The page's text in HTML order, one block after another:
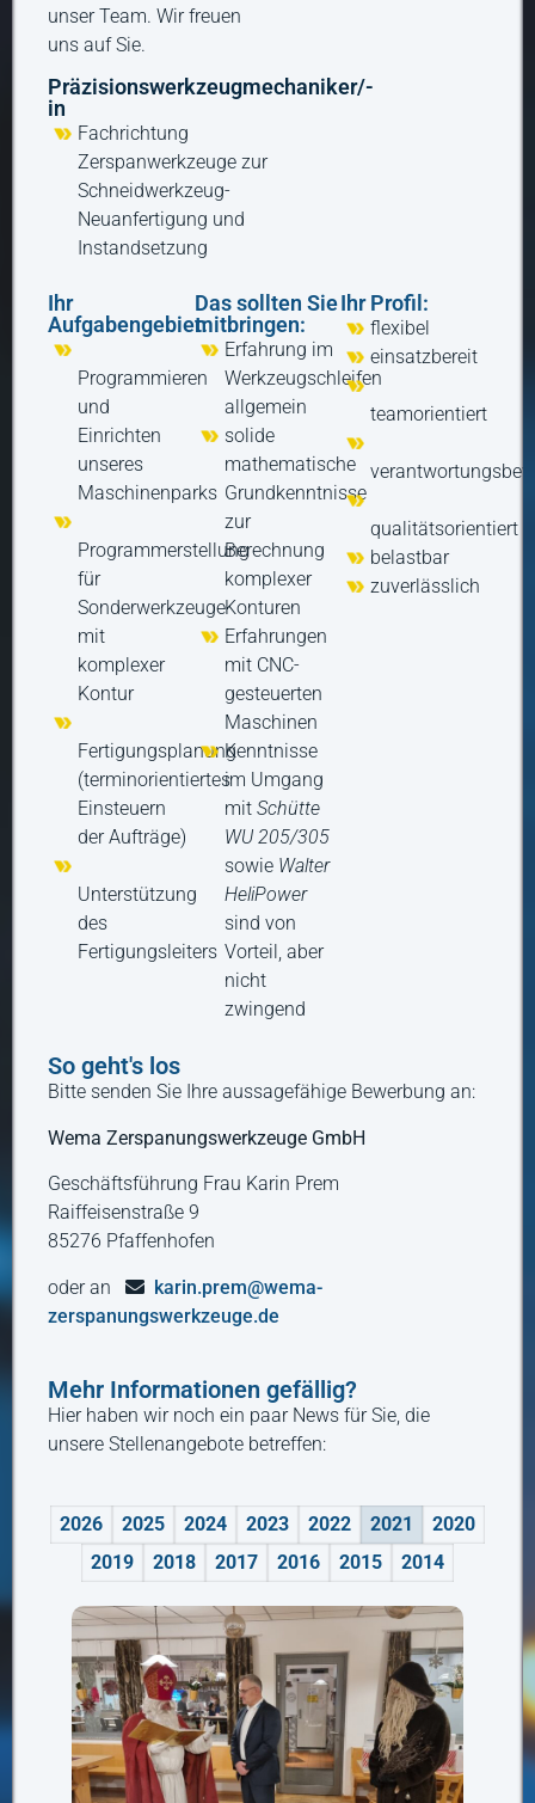
unser Team. Wir freuen
uns auf Sie.
Präzisionswerkzeugmechaniker/-
in
Fachrichtung
Zerspanwerkzeuge zur
Schneidwerkzeug-
Neuanfertigung und
Instandsetzung
Ihr
Aufgabengebiet:
Programmieren
und
Einrichten
unseres
Maschinenparks
Programmerstellung
für
Sonderwerkzeuge
mit
komplexer
Kontur
Fertigungsplanung
(terminorientiertes
Einsteuern
der Aufträge)
Unterstützung
des
Fertigungsleiters
Das sollten Sie
mitbringen:
Erfahrung im
Werkzeugschleifen
allgemein
solide
mathematische
Grundkenntnisse
zur
Berechnung
komplexer
Konturen
Erfahrungen
mit CNC-
gesteuerten
Maschinen
Kenntnisse
im Umgang
mit Schütte
WU 205/305
sowie Walter
HeliPower
sind von
Vorteil, aber
nicht
zwingend
Ihr Profil:
flexibel
einsatzbereit
teamorientiert
qualitätsorientiert
belastbar
zuverlässlich
So geht's los
Bitte senden Sie Ihre aussagefähige Bewerbung an:
Wema Zerspanungswerkzeuge GmbH
Geschäftsführung Frau Karin Prem
Raiffeisenstraße 9
85276 Pfaffenhofen
oder an
karin.prem@wema-
zerspanungswerkzeuge.de
Mehr Informationen gefällig?
Hier haben wir noch ein paar News für Sie, die
unsere Stellenangebote betreffen:
2026 2025 2024 2023 2022 2021
2020
2019
2018 2017 2016 2015 2014